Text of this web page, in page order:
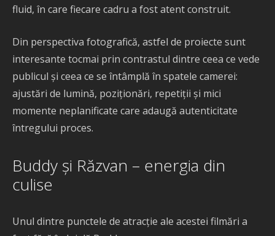
fluid, în care fiecare cadru a fost atent construit.
Din perspectiva fotografică, astfel de proiecte sunt
interesante tocmai prin contrastul dintre ceea ce vede
publicul și ceea ce se întâmplă în spatele camerei:
ajustări de lumină, poziționări, repetiții și mici
momente neplanificate care adaugă autenticitate
întregului proces.
Buddy și Răzvan – energia din
culise
Unul dintre punctele de atracție ale acestei filmări a